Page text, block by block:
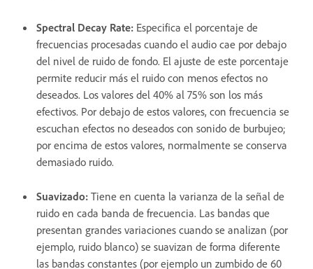
Spectral Decay Rate: Especifica el porcentaje de
frecuencias procesadas cuando el audio cae por debajo
del nivel de ruido de fondo. El ajuste de este porcentaje
permite reducir más el ruido con menos efectos no
deseados. Los valores del 40% al 75% son los más
efectivos. Por debajo de estos valores, con frecuencia se
escuchan efectos no deseados con sonido de burbujeo;
por encima de estos valores, normalmente se conserva
demasiado ruido.
Suavizado: Tiene en cuenta la varianza de la señal de
ruido en cada banda de frecuencia. Las bandas que
presentan grandes variaciones cuando se analizan (por
ejemplo, ruido blanco) se suavizan de forma diferente
las bandas constantes (por ejemplo un zumbido de 60